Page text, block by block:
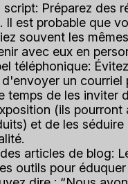
script: Préparez des
Il est probable que
souvent les
avec eux en
téléphonique:
un courriel
temps de les inviter
(ils pourront
et de les séduire
articles de blog:
outils pour